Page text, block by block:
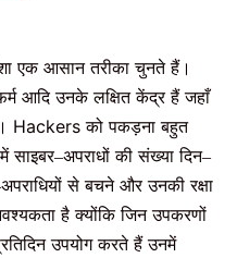
एक आसान तरीका चुनते हैं।
आदिउनके लक्षित केंद्र हैं जहाँ
। Hackersको पकड़ना बहुत
में साइबर–अपराधों की संख्या दिन–
अपराधियों से बचने और उनकी रक्षा
है क्योंकि जिन उपकरणों
उपयोग करते हैं उनमें